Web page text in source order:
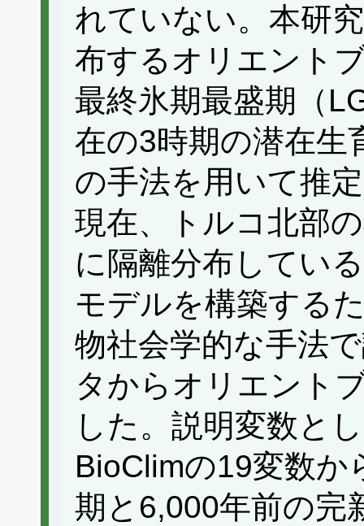
れていない。本研
布するオリエント
最終氷期最盛期（
在の3時期の潜在生
の手法を用いて推
現在、トルコ北部
に隔離分布してい
モデルを構築する
物社会学的な手法
タからオリエント
した。説明変数と
BioClimの19変数か
期と6,000年前の完